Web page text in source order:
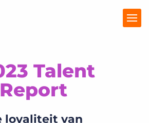
Talent
loyaliteit van